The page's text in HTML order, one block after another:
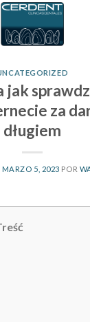
jak
za
długiem
MARZO 5, 2023 POR